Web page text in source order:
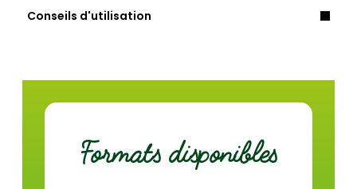
dont sucres (g)
Conseils d'utilisation
Formats disponibles